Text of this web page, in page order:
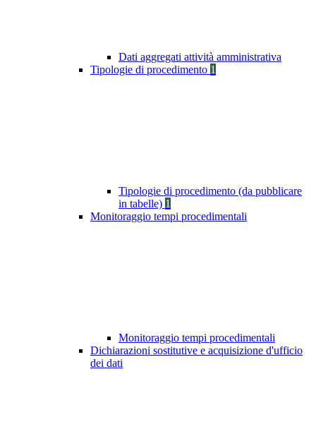
Dati aggregati attività amministrativa
Tipologie di procedimento 1
Tipologie di procedimento (da pubblicare
in tabelle) 1
Monitoraggio tempi procedimentali
Monitoraggio tempi procedimentali
Dichiarazioni sostitutive e acquisizione d'ufficio
dei dati